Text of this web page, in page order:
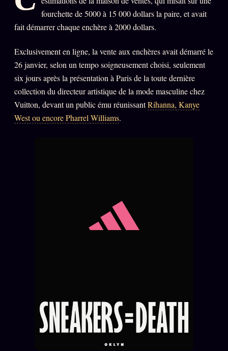
Oracle Anniversaire
Oracle Carte du Jour
Audit Social
LIVRES TRILOGIE + 2
KÉTAMINE2019
Le procès Brigitte Macron
SOCIÉTÉ DES AMIS
L'Association
fourchette de 5000 à 15 000 dollars la paire, et avait
fait démarrer chaque enchère à 2000 dollars.
Exclusivement en ligne, la vente aux enchères avait démarré le
26 janvier, selon un tempo soigneusement choisi, seulement
six jours après la présentation à Paris de la toute dernière
collection du directeur artistique de la mode masculine chez
Vuitton, devant un public ému réunissantRihanna, Kanye
West ou encore Pharrel Williams.